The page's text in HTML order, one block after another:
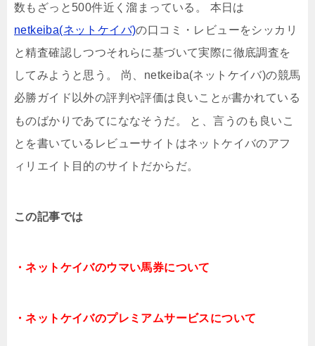
数もざっと500件近く溜まっている。 本日は
netkeiba(ネットケイバ)の口コミ・レビューをシッカリ
と精査確認しつつそれらに基づいて実際に徹底調査を
してみようと思う。 尚、netkeiba(ネットケイバ)の競馬
必勝ガイド以外の評判や評価は良いこと が書かれている
ものばかりであてにななそうだ。 と、言うのも良いこ
とを書いているレビューサイトはネットケイバのアフ
ィリエイト目的のサイトだからだ。
この記事では
・ネットケイバのウマい馬券について
・ネットケイバのプレミアムサービスについて